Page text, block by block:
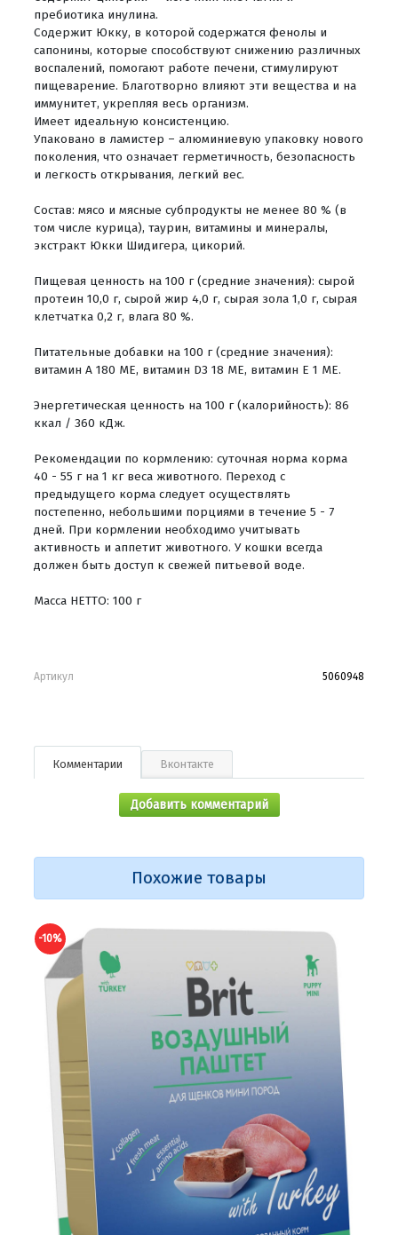
пребиотика инулина.
Содержит Юкку, в которой содержатся фенолы и
сапонины, которые способствуют снижению различных
воспалений, помогают работе печени, стимулируют
пищеварение. Благотворно влияют эти вещества и на
иммунитет, укрепляя весь организм.
Имеет идеальную консистенцию.
Упаковано в ламистер – алюминиевую упаковку нового
поколения, что означает герметичность, безопасность
и легкость открывания, легкий вес.
Состав: мясо и мясные субпродукты не менее 80 % (в
том числе курица), таурин, витамины и минералы,
экстракт Юкки Шидигера, цикорий.
Пищевая ценность на 100 г (средние значения): сырой
протеин 10,0 г, сырой жир 4,0 г, сырая зола 1,0 г, сырая
клетчатка 0,2 г, влага 80 %.
Питательные добавки на 100 г (средние значения):
витамин А 180 МЕ, витамин D3 18 МЕ, витамин Е 1 МЕ.
Энергетическая ценность на 100 г (калорийность): 86
ккал / 360 кДж.
Рекомендации по кормлению: суточная норма корма
40 - 55 г на 1 кг веса животного. Переход с
предыдущего корма следует осуществлять
постепенно, небольшими порциями в течение 5 - 7
дней. При кормлении необходимо учитывать
активность и аппетит животного. У кошки всегда
должен быть доступ к свежей питьевой воде.
Масса НЕТТО: 100 г
Артикул 5060948
Комментарии Вконтакте
Добавить комментарий
Похожие товары
-10%